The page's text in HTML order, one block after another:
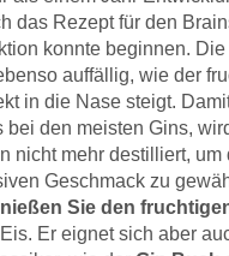
das Rezept für den
konnte beginnen.
auffällig, wie der
in die Nase steigt.
bei den meisten Gins,
nicht mehr destilliert, um
Geschmack zu
Sie den
Er eignet sich aber